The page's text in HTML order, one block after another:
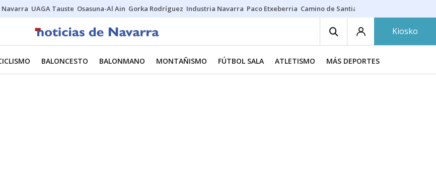
Navarra UAGA Tauste Osasuna-Al Ain Gorka Rodríguez Industria Navarra Paco Etxeberria Camino de Santiago
Kiosko
BALONCESTO BALONMANO MONTAÑISMO FÚTBOL SALA ATLETISMO MÁS DEPORTES